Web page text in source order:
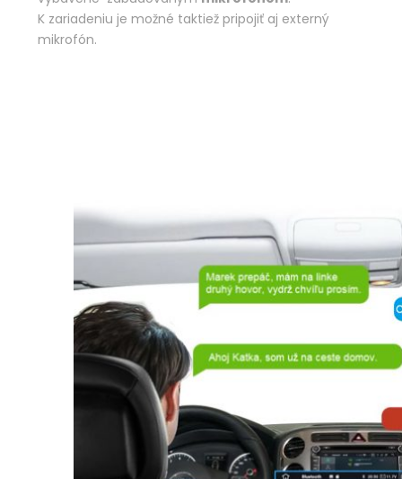
K zariadeniu je možné taktiež pripojiť aj externý
mikrofón.